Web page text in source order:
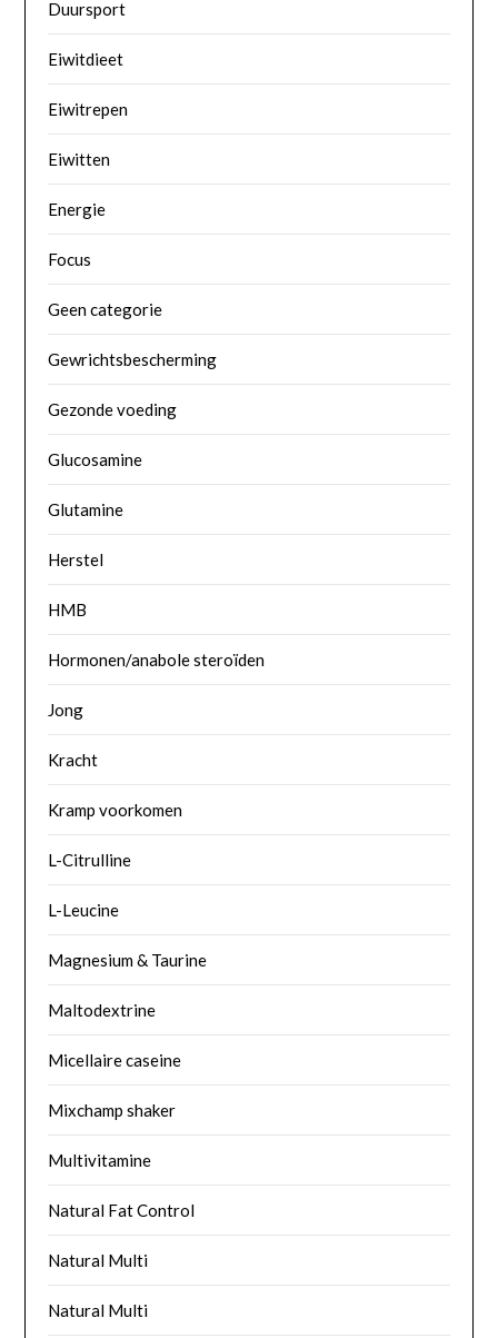
Duursport
Eiwitdieet
Eiwitrepen
Eiwitten
Energie
Focus
Geen categorie
Gewrichtsbescherming
Gezonde voeding
Glucosamine
Glutamine
Herstel
HMB
Hormonen/anabole steroïden
Jong
Kracht
Kramp voorkomen
L-Citrulline
L-Leucine
Magnesium & Taurine
Maltodextrine
Micellaire caseine
Mixchamp shaker
Multivitamine
Natural Fat Control
Natural Multi
Natural Multi